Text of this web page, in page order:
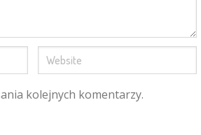
kolejnych komentarzy.